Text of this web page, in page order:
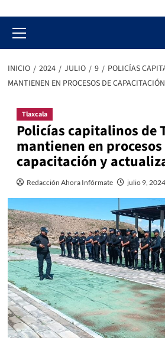
Menu
INICIO 2024 JULIO 9
POLICÍAS
MANTIENEN EN PROCESOS DE
Tlaxcala
Policías capitalinos de
mantienen en procesos
capacitación y
Redacción Ahora Infórmate julio 9, 2024